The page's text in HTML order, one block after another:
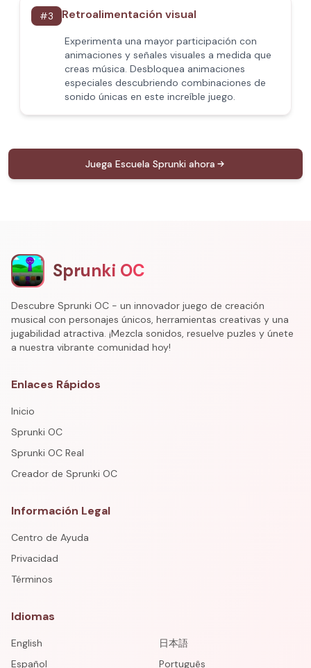
#3 Retroalimentación visual
Experimenta una mayor participación con
animaciones y señales visuales a medida que
creas música. Desbloquea animaciones
especiales descubriendo combinaciones de
sonido únicas en este increíble juego.
Juega Escuela Sprunki ahora
Sprunki OC
Descubre Sprunki OC - un innovador juego de creación
musical con personajes únicos, herramientas creativas y una
jugabilidad atractiva. ¡Mezcla sonidos, resuelve puzles y únete
a nuestra vibrante comunidad hoy!
Enlaces Rápidos
Inicio
Sprunki OC
Sprunki OC Real
Creador de Sprunki OC
Información Legal
Centro de Ayuda
Privacidad
Términos
Idiomas
English
日本語
Español
Português